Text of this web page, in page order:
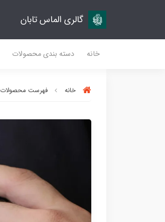
گالری الماس تابان
خانه دسته بندی محصولات
خانه فهرست محصولات